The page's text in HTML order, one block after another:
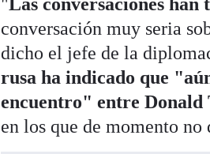
conversación muy seria
dicho el jefe de la
rusa ha indicado que
encuentro" entre
en los que de momento no